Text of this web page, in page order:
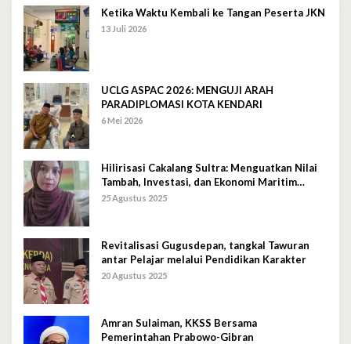
Ketika Waktu Kembali ke Tangan Peserta JKN
13 Juli 2026
UCLG ASPAC 2026: MENGUJI ARAH
PARADIPLOMASI KOTA KENDARI
6 Mei 2026
Hilirisasi Cakalang Sultra: Menguatkan Nilai
Tambah, Investasi, dan Ekonomi Maritim
Berkelanjutan
25 Agustus 2025
Revitalisasi Gugusdepan, tangkal Tawuran
antar Pelajar melalui Pendidikan Karakter
20 Agustus 2025
Amran Sulaiman, KKSS Bersama
Pemerintahan Prabowo-Gibran